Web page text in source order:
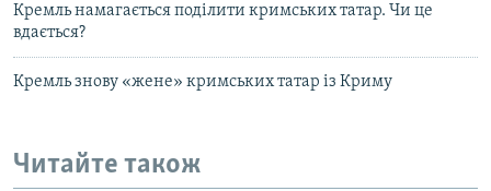
Кремль намагається поділити кримських татар. Чи це
вдається?
Кремль знову «жене» кримських татар із Криму
Читайте також